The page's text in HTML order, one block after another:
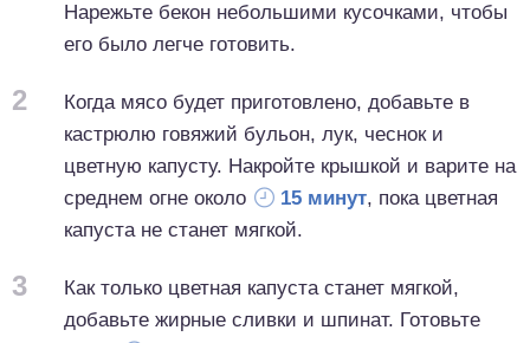
Нарежьте бекон небольшими кусочками, чтобы
его было легче готовить.
2
Когда мясо будет приготовлено, добавьте в
кастрюлю говяжий бульон, лук, чеснок и
цветную капусту. Накройте крышкой и варите на
среднем огне около
15 минут, пока цветная
капуста не станет мягкой.
3
Как только цветная капуста станет мягкой,
добавьте жирные сливки и шпинат. Готовьте